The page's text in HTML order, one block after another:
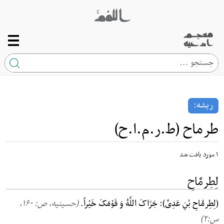
ارتباط با ما
ریشه:
طرماح (ط.ر.م.ا.ح)
۱ مورد یافت شد
لِطِرمَّاحِ
(لِطِرمَّاحِ بْنِ عَدِیِّ): جَزَاکَ اللَّهُ وَ قَوْمَکَ خَیْراً.
(حسینیه، ص: ۱۶۰,
س:۲)